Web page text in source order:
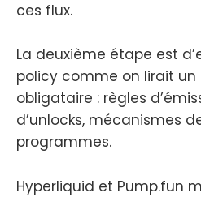
ces flux.
La deuxième étape est
policy comme on lirait un
obligataire : règles
d’unlocks, mécanismes
programmes.
Hyperliquid et Pump.fun